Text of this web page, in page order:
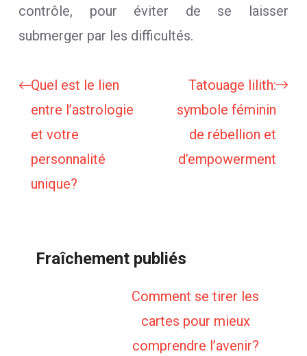
contrôle, pour éviter de se laisser
submerger par les difficultés.
Quel est le lien
entre l’astrologie
et votre
personnalité
unique?
Tatouage lilith:
symbole féminin
de rébellion et
d’empowerment
Fraîchement publiés
Comment se tirer les
cartes pour mieux
comprendre l’avenir?